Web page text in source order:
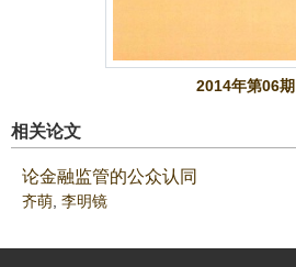
2014年第06期
相关论文
论金融监管的公众认同
齐萌 李明镜